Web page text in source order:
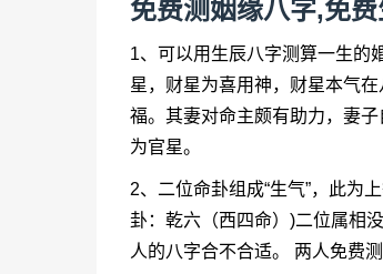
免费测姻缘八字,免
1、可以用生辰八字测算一生的
星，财星为喜用神，财星本气
福。其妻对命主颇有助力，妻
为官星。
2、二位命卦组成“生气”，此为
卦：乾六（西四命）)二位属相
人的八字合不合适。 两人免费